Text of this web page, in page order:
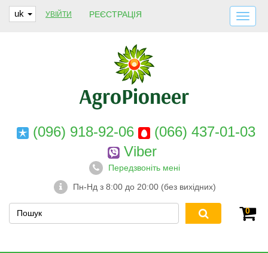
uk УВІЙТИ РЕЄСТРАЦІЯ
ДОСТАВКА І ОПЛАТА
ПРО НАС
ГАРАНТІЇ
КОНТАКТИ
(096) 918-92-06
(066) 437-01-03
Viber
Передзвоніть мені
Пн-Нд з 8:00 до 20:00 (без вихідних)
0